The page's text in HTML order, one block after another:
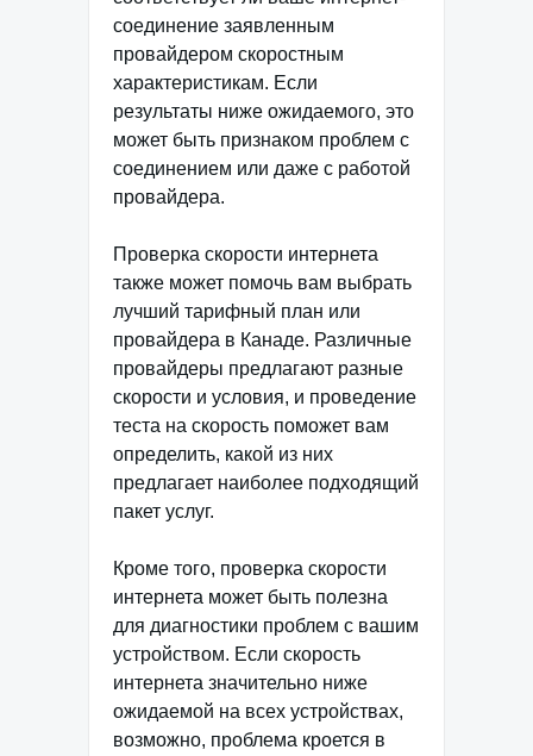
соединение заявленным
провайдером скоростным
характеристикам. Если
результаты ниже ожидаемого, это
может быть признаком проблем с
соединением или даже с работой
провайдера.
Проверка скорости интернета
также может помочь вам выбрать
лучший тарифный план или
провайдера в Канаде. Различные
провайдеры предлагают разные
скорости и условия, и проведение
теста на скорость поможет вам
определить, какой из них
предлагает наиболее подходящий
пакет услуг.
Кроме того, проверка скорости
интернета может быть полезна
для диагностики проблем с вашим
устройством. Если скорость
интернета значительно ниже
ожидаемой на всех устройствах,
возможно, проблема кроется в